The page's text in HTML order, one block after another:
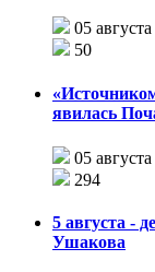
05
50
явилась
05
294
5 августа -
Ушакова